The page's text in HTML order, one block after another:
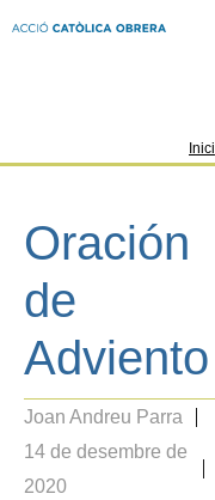
Inici
Oración
de
Adviento
Joan Andreu Parra
14 de desembre de
2020